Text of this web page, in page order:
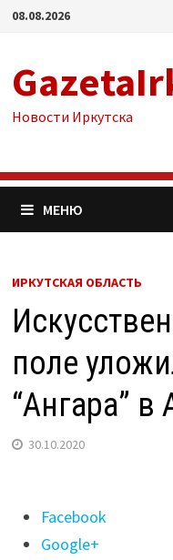
Перейти
08.08.2026
Новости Иркутска
МЕНЮ
ИРКУТСКАЯ ОБЛАСТЬ
поле
“Ангара” в
30.10.2020
Поделиться
"Искусственное
Facebook
Google+